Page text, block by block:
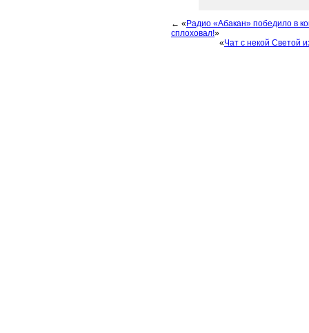
← « Радио «Абакан» победило в
сплоховал!»
«Чат с некой Светой